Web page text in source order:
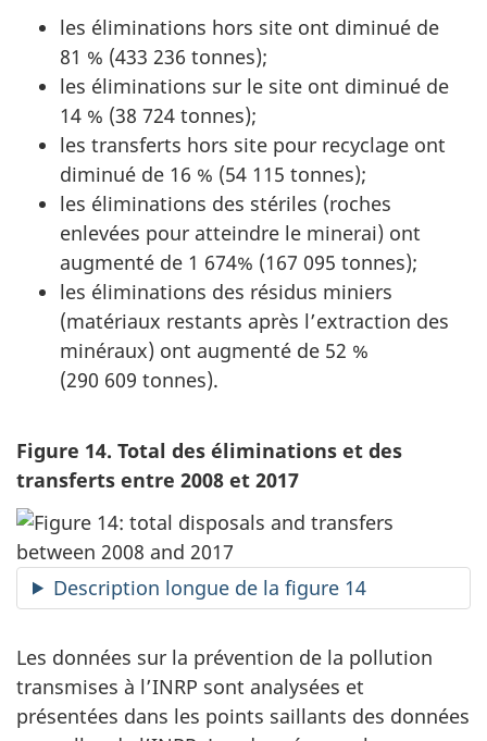
les éliminations hors site ont diminué de
81 % (433 236 tonnes);
les éliminations sur le site ont diminué de
14 % (38 724 tonnes);
les transferts hors site pour recyclage ont
diminué de 16 % (54 115 tonnes);
les éliminations des stériles (roches
enlevées pour atteindre le minerai) ont
augmenté de 1 674% (167 095 tonnes);
les éliminations des résidus miniers
(matériaux restants après l’extraction des
minéraux) ont augmenté de 52 %
(290 609 tonnes).
Figure 14. Total des éliminations et des
transferts entre 2008 et 2017
Description longue de la figure 14
Les données sur la prévention de la pollution
transmises à l’INRP sont analysées et
présentées dans les points saillants des données